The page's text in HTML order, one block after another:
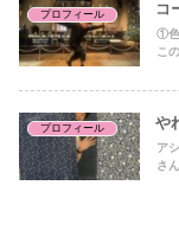
プロフィール コ
①色
こ
プロフィール や
ア
さ